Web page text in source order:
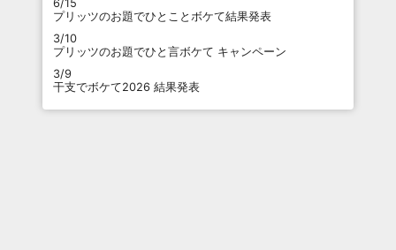
6/15
プリッツのお題でひとことボケて結果発表
3/10
プリッツのお題でひと言ボケて キャンペーン
3/9
干支でボケて2026 結果発表